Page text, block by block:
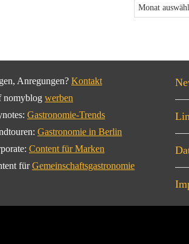
Anregungen? Kontakt
nomyblog werben
Gastronomie-Trends
Gastronomie in Berlin
Content für Marken
fürGemeinschaftsgastronomie